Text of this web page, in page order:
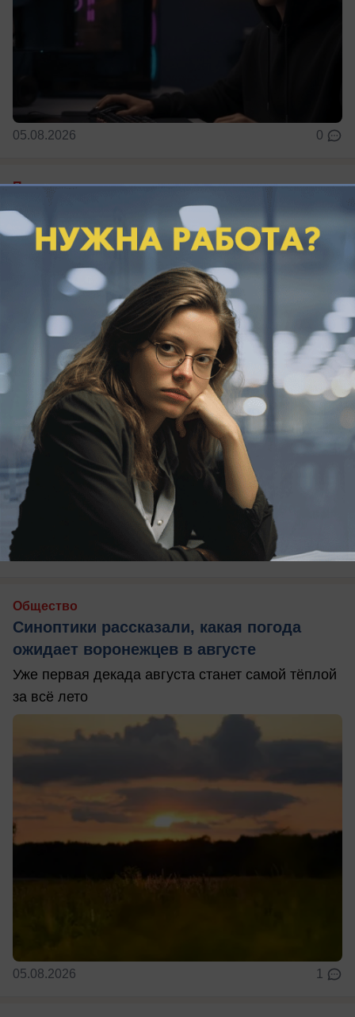
05.08.2026 0
Политика
Имитируя успех: депутат Сухинин снова
решил «попиариться» на работе
администрации
И снова «попал впросак»
7
Общество
Синоптики рассказали, какая погода
ожидает воронежцев в августе
Уже первая декада августа станет самой тёплой
за всё лето
05.08.2026 1